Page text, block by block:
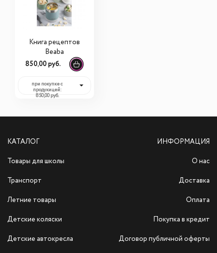
Книга рецептов
Beaba
850,00 руб.
при покупке с
продукицей:
850,00 руб.
КАТАЛОГ
Товары для школы
Транспорт
Летние товары
Детские коляски
Детские автокресла
ИНФОРМАЦИЯ
О нас
Доставка
Оплата
Покупка в кредит
Договор публичной оферты